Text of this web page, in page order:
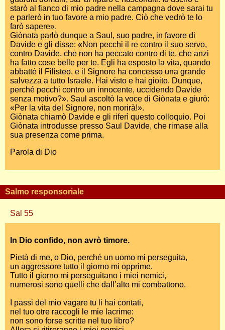
starò al fianco di mio padre nella campagna dove sarai tu
e parlerò in tuo favore a mio padre. Ciò che vedrò te lo
farò sapere».
Giònata parlò dunque a Saul, suo padre, in favore di
Davide e gli disse: «Non pecchi il re contro il suo servo,
contro Davide, che non ha peccato contro di te, che anzi
ha fatto cose belle per te. Egli ha esposto la vita, quando
abbatté il Filisteo, e il Signore ha concesso una grande
salvezza a tutto Israele. Hai visto e hai gioito. Dunque,
perché pecchi contro un innocente, uccidendo Davide
senza motivo?». Saul ascoltò la voce di Giònata e giurò:
«Per la vita del Signore, non morirà!».
Giònata chiamò Davide e gli riferì questo colloquio. Poi
Giònata introdusse presso Saul Davide, che rimase alla
sua presenza come prima.
Parola di Dio
Salmo responsoriale
Sal 55
In Dio confido, non avrò timore.
Pietà di me, o Dio, perché un uomo mi perseguita,
un aggressore tutto il giorno mi opprime.
Tutto il giorno mi perseguitano i miei nemici,
numerosi sono quelli che dall’alto mi combattono.
I passi del mio vagare tu li hai contati,
nel tuo otre raccogli le mie lacrime:
non sono forse scritte nel tuo libro?